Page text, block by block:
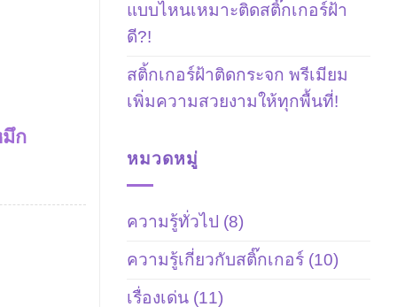
ก
แบบไหนเหมาะติดสติ๊กเกอร์ฝ้า
ดี?!
สติ้กเกอร์ฝ้าติดกระจก พรีเมียม
เพิ่มความสวยงามให้ทุกพื้นที่!
หมวดหมู่
ความรู้ทั่วไป (8)
ความรู้เกี่ยวกับสติ๊กเกอร์ (10)
เรื่องเด่น (11)